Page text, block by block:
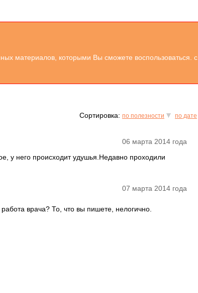
материалов, которыми Вы сможете воспользоваться. с
Сортировка: по полезности по дате
06 марта 2014 года
у него происходит удушья.Недавно проходили
07 марта 2014 года
врача? То, что вы пишете, нелогично.